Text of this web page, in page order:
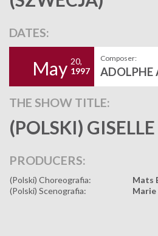
DATES:
May 20,
1997
Composer:
ADOLPHE
THE SHOW TITLE:
(POLSKI) GISELLE
PRODUCERS:
(Polski) Choreografia:
Mats
(Polski) Scenografia:
Marie